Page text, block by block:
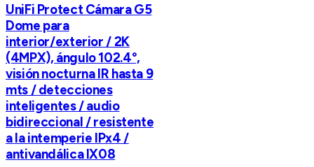
UniFi Protect Cámara G5
Dome para
interior/exterior / 2K
(4MPX), ángulo 102.4°,
visión nocturna IR hasta 9
mts / detecciones
inteligentes / audio
bidireccional / resistente
a la intemperie IPx4 /
antivandálica IX08